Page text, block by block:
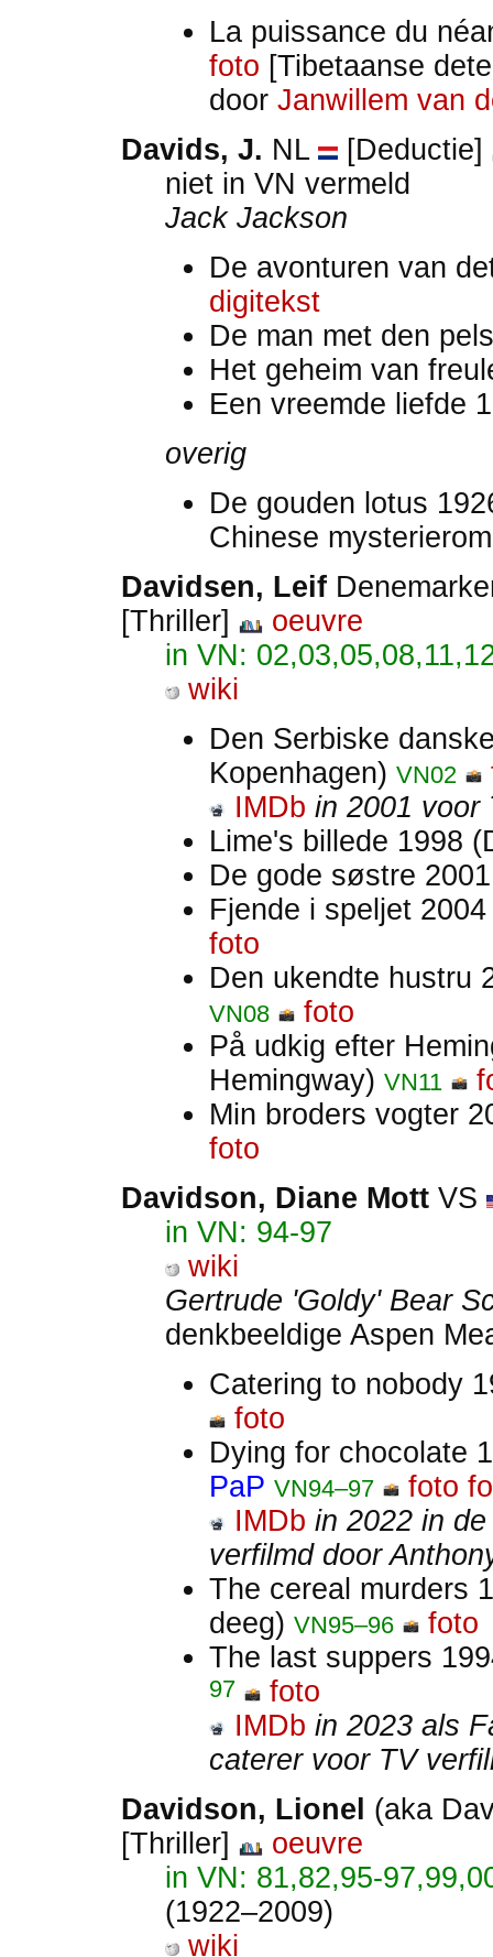
La puissance du
foto [Tibetaanse
door Janwillem van
Davids, J. NL
[Deductie]
niet in VN vermeld
Jack Jackson
De avonturen van
digitekst
De man met den
Het geheim van
Een vreemde liefde
overig
De gouden lotus
Chinese
Davidsen, Leif
[Thriller]
oeuvre
in VN:
wiki
Den Serbiske
Kopenhagen) VN02
IMDb in 2001 voor
Lime's billede 1998
De gode søstre
Fjende i speljet
foto
Den ukendte hustru
VN08
foto
På udkig efter
Hemingway) VN11
Min broders vogter
foto
Davidson, Diane Mott VS
in VN: 94-97
wiki
Gertrude 'Goldy' Bear
denkbeeldige Aspen
Catering to nobody
foto
Dying for chocolate
PaP VN94–97 foto
IMDb in 2022 in
verfilmd door
The cereal murders
deeg) VN95–96
foto
The last suppers
97
foto
IMDb in 2023 als
caterer voor TV
Davidson, Lionel (aka
[Thriller]
oeuvre
in VN: 81,82,95-
(1922–2009)
wiki